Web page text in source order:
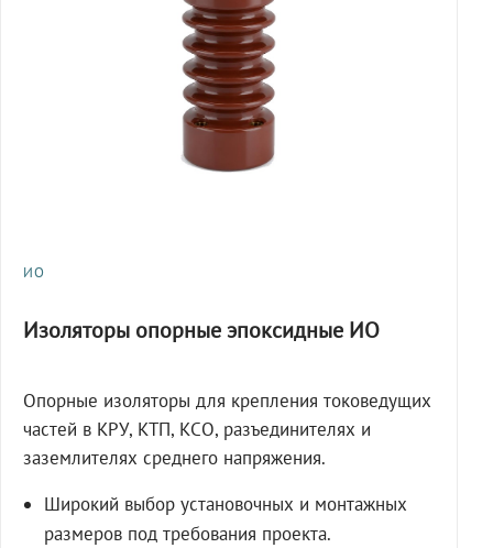
ИО
Изоляторы опорные эпоксидные ИО
Опорные изоляторы для крепления токоведущих
частей в КРУ, КТП, КСО, разъединителях и
заземлителях среднего напряжения.
Широкий выбор установочных и монтажных
размеров под требования проекта.